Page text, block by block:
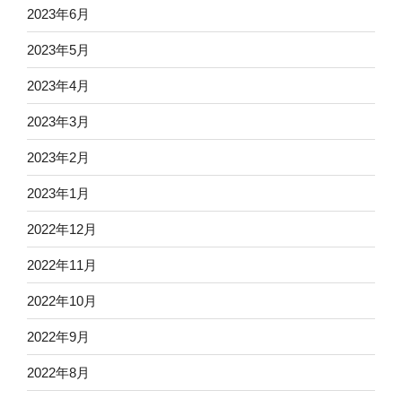
2023年6月
2023年5月
2023年4月
2023年3月
2023年2月
2023年1月
2022年12月
2022年11月
2022年10月
2022年9月
2022年8月